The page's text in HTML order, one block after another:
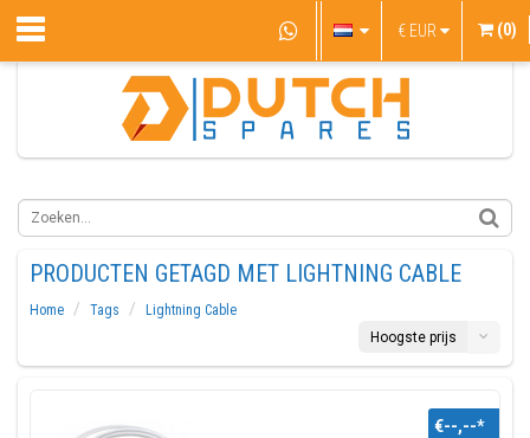
€ EUR (0)
PRODUCTEN GETAGD MET LIGHTNING CABLE
Home Tags
Lightning Cable
Hoogste prijs
€--,--*